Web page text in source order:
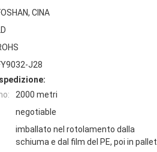
CINA
J28
2000 metri
negotiable
imballato nel rotolamento dalla
schiuma e dal film del PE, poi in pallet